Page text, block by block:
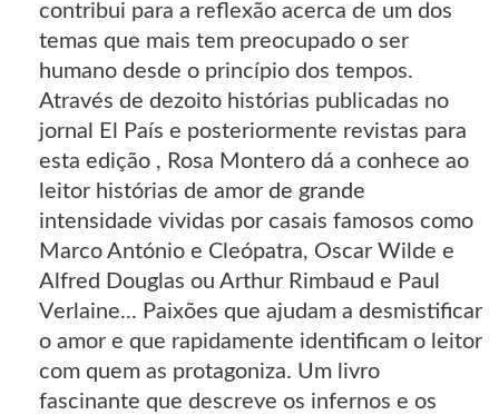
contribui para a reflexão acerca de um dos
temas que mais tem preocupado o ser
humano desde o princípio dos tempos.
Através de dezoito histórias publicadas no
jornal El País e posteriormente revistas para
esta edição , Rosa Montero dá a conhece ao
leitor histórias de amor de grande
intensidade vividas por casais famosos como
Marco António e Cleópatra, Oscar Wilde e
Alfred Douglas ou Arthur Rimbaud e Paul
Verlaine... Paixões que ajudam a desmistificar
o amor e que rapidamente identificam o leitor
com quem as protagoniza. Um livro
fascinante que descreve os infernos e os